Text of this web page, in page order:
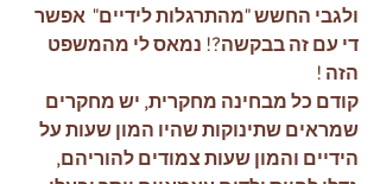
ולגבי החשש "מהתרגלות לידיים"  אפשר
די עם זה בבקשה?! נמאס לי מהמשפט
הזה !
קודם כל מבחינה מחקרית, יש מחקרים
שמראים שתינוקות שהיו המון שעות על
הידיים והמון שעות צמודים להוריהם,